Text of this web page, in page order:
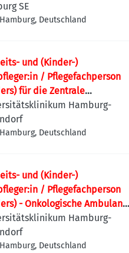
SE
Deutschland
und (Kinder-)
/ Pflegefachperson
für die Zentrale
Hamburg-
Deutschland
und (Kinder-)
/ Pflegefachperson
- Onkologische Ambulanz
Hamburg-
Deutschland